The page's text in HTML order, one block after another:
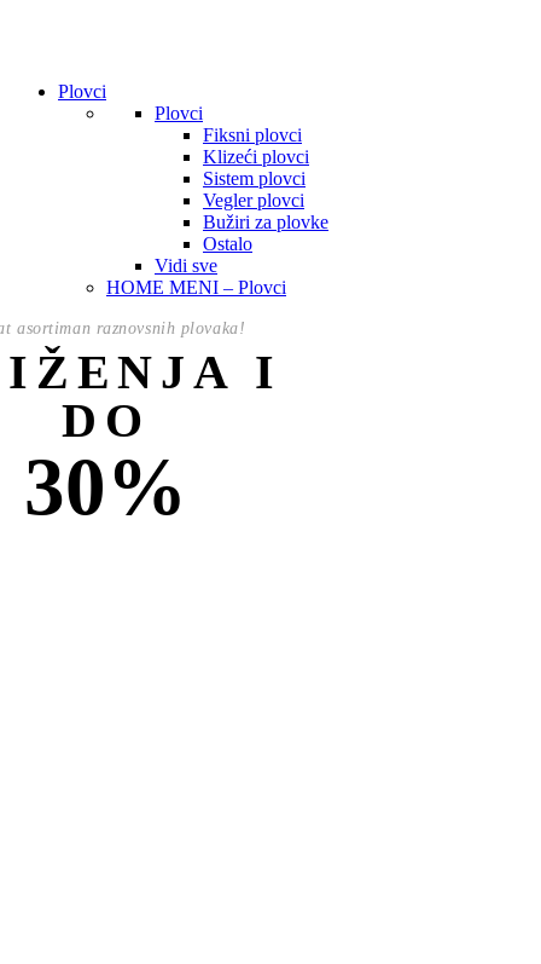
Plovci
Plovci
Fiksni plovci
Klizeći plovci
Sistem plovci
Vegler plovci
Bužiri za plovke
Ostalo
Vidi sve
HOME MENI – Plovci
asortiman raznovsnih plovaka!
I
DO
30%